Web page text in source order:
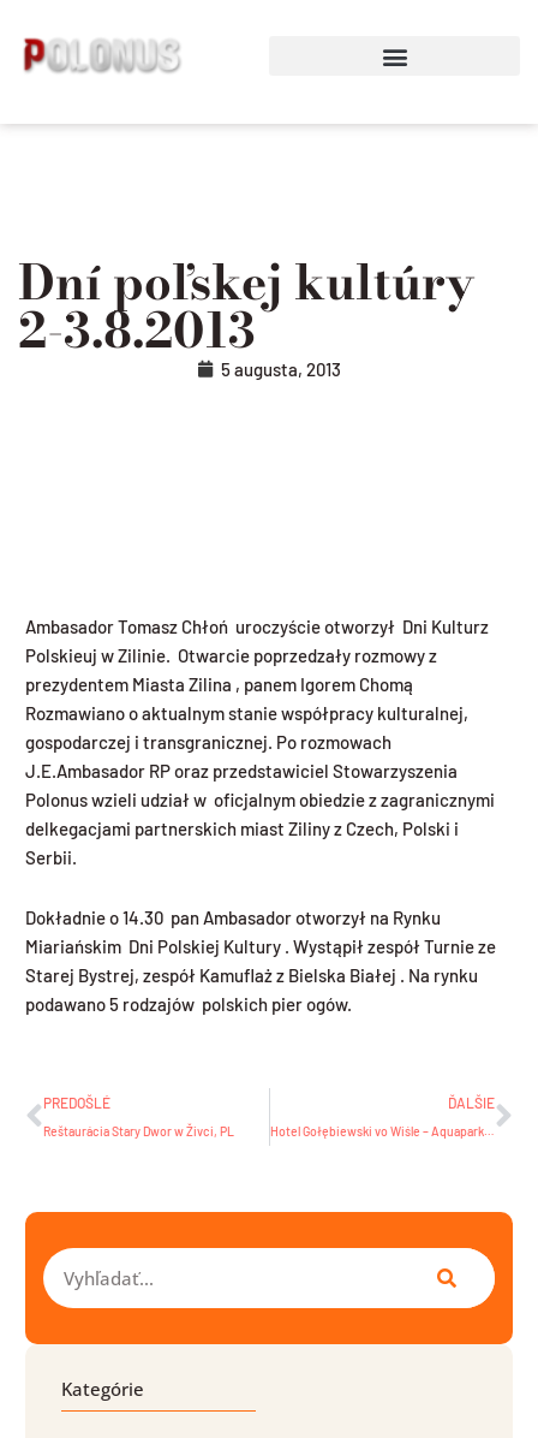
obsah
Dní poľskej kultúry
2-3.8.2013
5 augusta, 2013
Ambasador Tomasz Chłoń uroczyście otworzył Dni Kulturz
Polskieuj w Zilinie. Otwarcie poprzedzały rozmowy z
prezydentem Miasta Zilina , panem Igorem Chomą
Rozmawiano o aktualnym stanie współpracy kulturalnej,
gospodarczej i transgranicznej. Po rozmowach
J.E.Ambasador RP oraz przedstawiciel Stowarzyszenia
Polonus wzieli udział w oficjalnym obiedzie z zagranicznymi
delkegacjami partnerskich miast Ziliny z Czech, Polski i
Serbii.
Dokładnie o 14.30 pan Ambasador otworzył na Rynku
Miariańskim Dni Polskiej Kultury . Wystąpił zespół Turnie ze
Starej Bystrej, zespół Kamuflaż z Bielska Białej . Na rynku
podawano 5 rodzajów polskich pier ogów.
PREDOŠLÉ
Reštaurácia Stary Dwor w Živci, PL
ĎALŠIE
Hotel Gołębiewski vo Wiśle – Aquapark Tropicana
Vyhľadať
Kategórie